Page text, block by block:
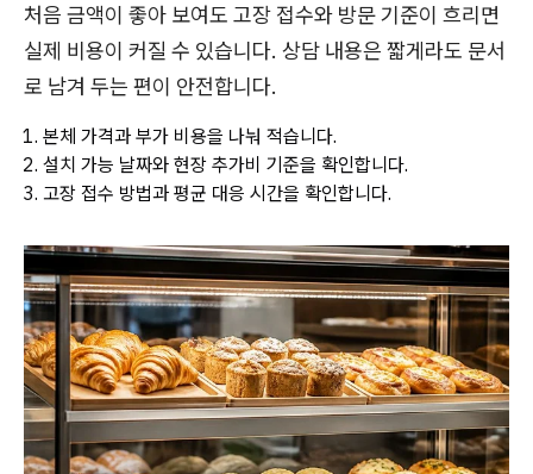
처음 금액이 좋아 보여도 고장 접수와 방문 기준이 흐리면
실제 비용이 커질 수 있습니다. 상담 내용은 짧게라도 문서
로 남겨 두는 편이 안전합니다.
본체 가격과 부가 비용을 나눠 적습니다.
설치 가능 날짜와 현장 추가비 기준을 확인합니다.
고장 접수 방법과 평균 대응 시간을 확인합니다.